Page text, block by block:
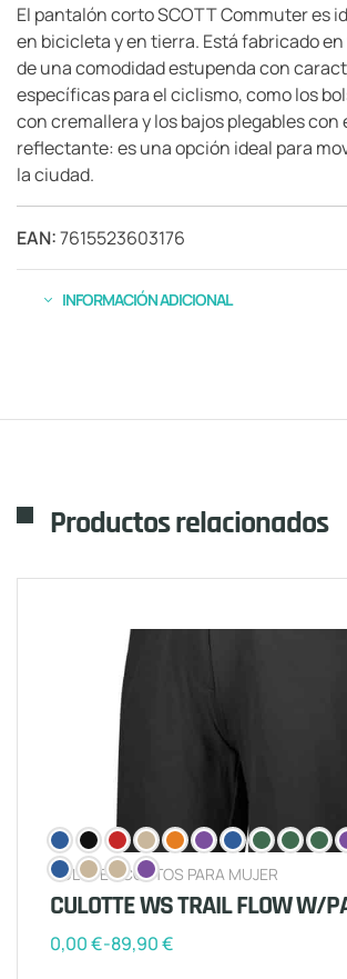
El pantalón corto SCOTT Commuter es
en bicicleta y en tierra. Está fabricado
de una comodidad estupenda con
específicas para el ciclismo, como los
con cremallera y los bajos plegables con
reflectante: es una opción ideal para
la ciudad.
EAN:7615523603176
INFORMACIÓN ADICIONAL
Productos relacionados
CULOTES CORTOS PARA MUJER
CULOTTE WS TRAIL FLOW W/
0,00€-89,90€